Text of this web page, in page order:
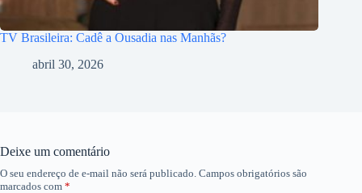
TV Brasileira: Cadê a Ousadia nas Manhãs?
abril 30, 2026
Deixe um comentário
O seu endereço de e-mail não será publicado. Campos obrigatórios são
marcados com *